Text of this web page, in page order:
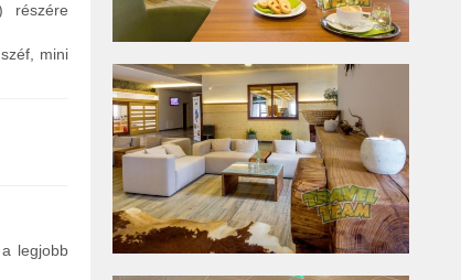
részére
mini
legjobb